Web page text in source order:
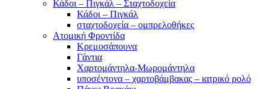
Κάδοι – Πιγκάλ – Σταχτοδοχεία
Κάδοι – Πιγκάλ
σταχτοδοχεία – ομπρελοθήκες
Ατομική Φροντίδα
Κρεμοσάπουνα
Γάντια
Χαρτομάντηλα-Μωρομάντηλα
υποσέντονα – χαρτοβάμβακας – ιατρικό ρολό